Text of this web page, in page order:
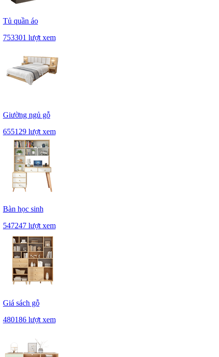
Tủ quần áo
753301 lượt xem
Giường ngủ gỗ
655129 lượt xem
Bàn học sinh
547247 lượt xem
Giá sách gỗ
480186 lượt xem